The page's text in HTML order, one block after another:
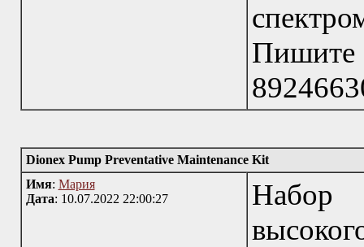
Dionex Pump Preventative Maintenance Kit
Имя: Мария
Дата: 10.07.2022 22:00:27
Набор